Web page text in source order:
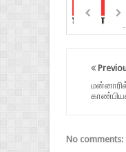
No comments: